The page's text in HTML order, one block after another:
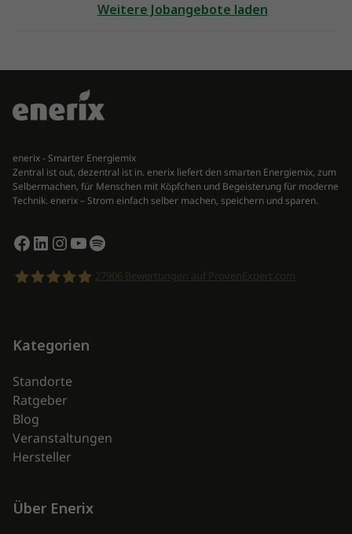
Weitere Jobangebote laden
enerix - Smarter Energiemix
Zentral ist out, dezentral ist in. enerix liefert den smarten Energiemix, zum
Selbermachen, für Menschen mit Köpfchen und Begeisterung für moderne
Technik. enerix – Strom einfach selber machen, speichern und sparen.
Facebook
LinkedIn
Instagram
YouTube
Spotify
27906Bewertungen auf ProvenExpert.com
Kategorien
Standorte
Ratgeber
Blog
Veranstaltungen
Hersteller
Über Enerix